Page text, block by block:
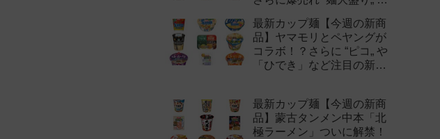
作まとめ！
最新カップ麺【今週の新商
品】ヤマモリとペヤングが
コラボ！？さらに “ピコ„ や
「ひでき」など注目の新作
最新カップ麺【今週の新商
品】蒙古タンメン中本「北
極ラーメン」ついに解禁！